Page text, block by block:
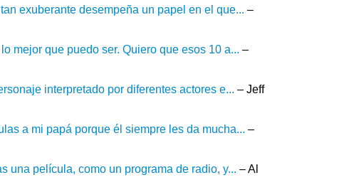
exuberante desempeña un papel en el que... –
mejor que puedo ser. Quiero que esos 10 a... –
interpretado por diferentes actores e... – Jeff
a mi papá porque él siempre les da mucha... –
una película, como un programa de radio, y... – Al